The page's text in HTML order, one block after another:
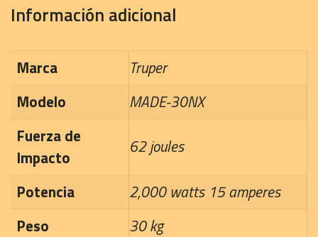
Información adicional
Marca
Truper
Modelo
MADE-30NX
Fuerza de
Impacto
62 joules
Potencia
2,000 watts 15 amperes
Peso
30 kg